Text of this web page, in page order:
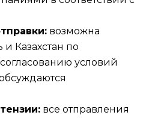
возможна
и Казахстан по
условий
все отправления